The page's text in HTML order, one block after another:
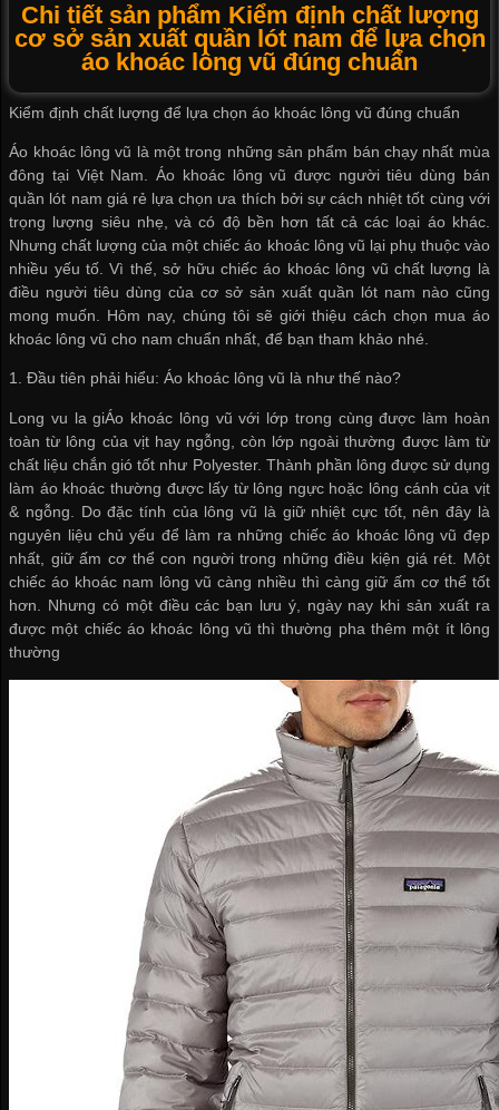
Chi tiết sản phẩm Kiểm định chất lượng
cơ sở sản xuất quần lót nam để lựa chọn
áo khoác lông vũ đúng chuẩn
Kiểm định chất lượng để lựa chọn áo khoác lông vũ đúng chuẩn
Áo khoác lông vũ là một trong những sản phẩm bán chạy nhất mùa
đông tại Việt Nam. Áo khoác lông vũ được người tiêu dùng bán
quần lót nam giá rẻ lựa chọn ưa thích bởi sự cách nhiệt tốt cùng với
trọng lượng siêu nhẹ, và có độ bền hơn tất cả các loại áo khác.
Nhưng chất lượng của một chiếc áo khoác lông vũ lại phụ thuộc vào
nhiều yếu tố. Vì thế, sở hữu chiếc áo khoác lông vũ chất lượng là
điều người tiêu dùng củacơ sở sản xuất quần lót nam nào cũng
mong muốn. Hôm nay, chúng tôi sẽ giới thiệu cách chọn mua áo
khoác lông vũ cho nam chuẩn nhất, để bạn tham khảo nhé.
1. Đầu tiên phải hiểu: Áo khoác lông vũ là như thế nào?
Long vu la giÁo khoác lông vũ với lớp trong cùng được làm hoàn
toàn từ lông của vịt hay ngỗng, còn lớp ngoài thường được làm từ
chất liệu chắn gió tốt như Polyester. Thành phần lông được sử dụng
làm áo khoác thường được lấy từ lông ngực hoặc lông cánh của vịt
& ngỗng. Do đặc tính của lông vũ là giữ nhiệt cực tốt, nên đây là
nguyên liệu chủ yếu để làm ra những chiếc áo khoác lông vũ đẹp
nhất, giữ ấm cơ thể con người trong những điều kiện giá rét. Một
chiếc áo khoác nam lông vũ càng nhiều thì càng giữ ấm cơ thể tốt
hơn. Nhưng có một điều các bạn lưu ý, ngày nay khi sản xuất ra
được một chiếc áo khoác lông vũ thì thường pha thêm một ít lông
thường